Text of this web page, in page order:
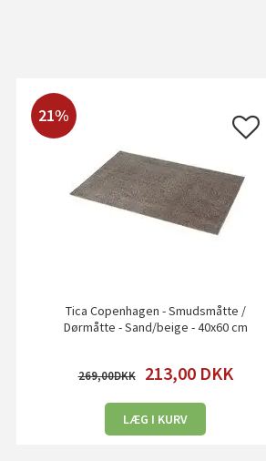
21%
Tica Copenhagen - Smudsmåtte /
Dørmåtte - Sand/beige - 40x60 cm
269,00 213,00 DKK
LÆG I KURV